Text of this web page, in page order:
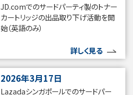
JD.comでのサードパーティ製のトナー
カートリッジの出品取り下げ活動を開
始（英語のみ）
詳しく見る
2026年3月17日
Lazadaシンガポールでのサードパー